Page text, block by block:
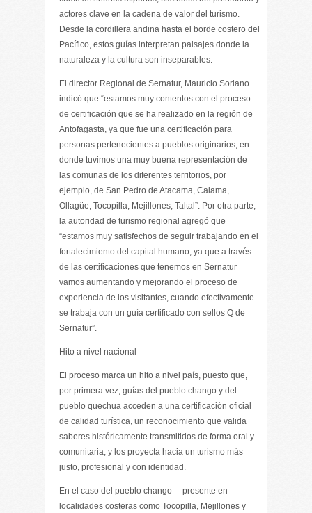
actores clave en la cadena de valor del turismo.
Desde la cordillera andina hasta el borde costero del
Pacífico, estos guías interpretan paisajes donde la
naturaleza y la cultura son inseparables.
El director Regional de Sernatur, Mauricio Soriano
indicó que “estamos muy contentos con el proceso
de certificación que se ha realizado en la región de
Antofagasta, ya que fue una certificación para
personas pertenecientes a pueblos originarios, en
donde tuvimos una muy buena representación de
las comunas de los diferentes territorios, por
ejemplo, de San Pedro de Atacama, Calama,
Ollagüe, Tocopilla, Mejillones, Taltal”. Por otra parte,
la autoridad de turismo regional agregó que
“estamos muy satisfechos de seguir trabajando en el
fortalecimiento del capital humano, ya que a través
de las certificaciones que tenemos en Sernatur
vamos aumentando y mejorando el proceso de
experiencia de los visitantes, cuando efectivamente
se trabaja con un guía certificado con sellos Q de
Sernatur”.
Hito a nivel nacional
El proceso marca un hito a nivel país, puesto que,
por primera vez, guías del pueblo chango y del
pueblo quechua acceden a una certificación oficial
de calidad turística, un reconocimiento que valida
saberes históricamente transmitidos de forma oral y
comunitaria, y los proyecta hacia un turismo más
justo, profesional y con identidad.
En el caso del pueblo chango —presente en
localidades costeras como Tocopilla, Mejillones y